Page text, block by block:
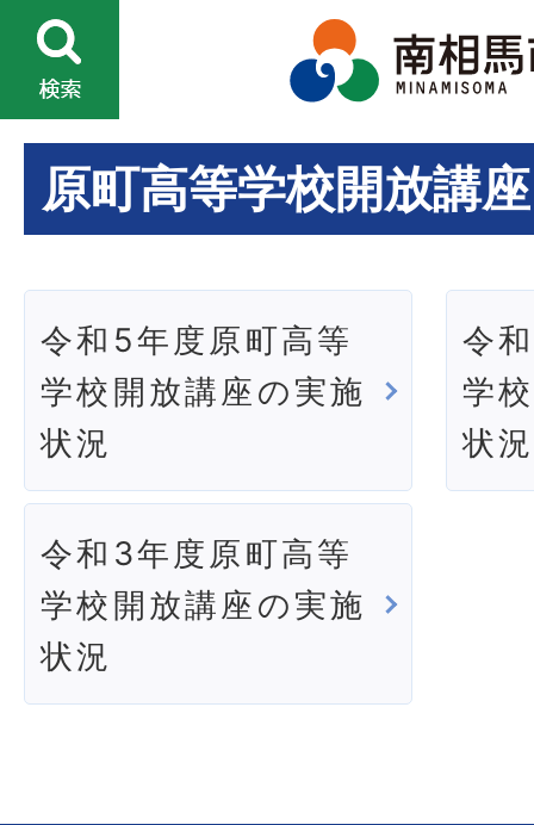
原町高等学校開放講座
令和5年度原町高等
学校開放講座の実施
状況
令
学
状況
令和3年度原町高等
学校開放講座の実施
状況